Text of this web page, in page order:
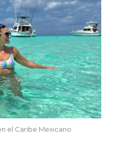
el Caribe Mexicano